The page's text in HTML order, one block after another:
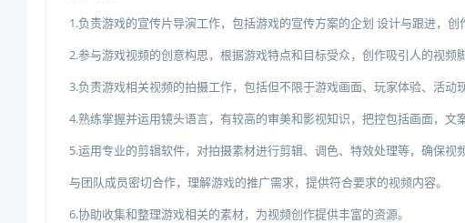
1.负责游戏的宣传片导演工作，包括游戏的宣传方案的企划设计与跟进，创
2.参与游戏视频的创意构思，根据游戏特点和目标受众，创作吸引人的视频脚
3.负责游戏相关视频的拍摄工作，包括但不限于游戏画面、玩家体验、活动
4.熟练掌握并运用镜头语言，有较高的审美和影视知识，把控包括画面，
5.运用专业的剪辑软件，对拍摄素材进行剪辑、调色、特效处理等，确保视
与团队成员密切合作，理解游戏的推广需求，提供符合要求的视频内容。
6.协助收集和整理游戏相关的素材，为视频创作提供丰富的资源。